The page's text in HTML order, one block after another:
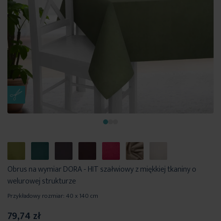
Obrus na wymiar DORA - HIT szałwiowy z miękkiej tkaniny o
welurowej strukturze
Przykładowy rozmiar: 40 x 140 cm
79,74 zł